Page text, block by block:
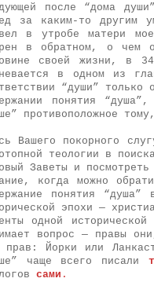
после “дома
за каким-то другим
в утробе матери
в обратном, о чем
своей жизни, в
в одном из
“души”
понятия
противоположное
Вашего покорного
теологии в
Заветы и
когда можно
понятия
эпохи —
одной
вопрос — правы
прав: Йорки или
чаще всего писали
сами .